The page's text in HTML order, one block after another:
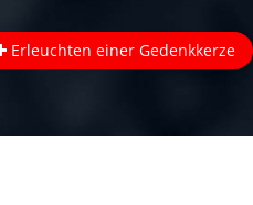
Erleuchten einer Gedenkkerze